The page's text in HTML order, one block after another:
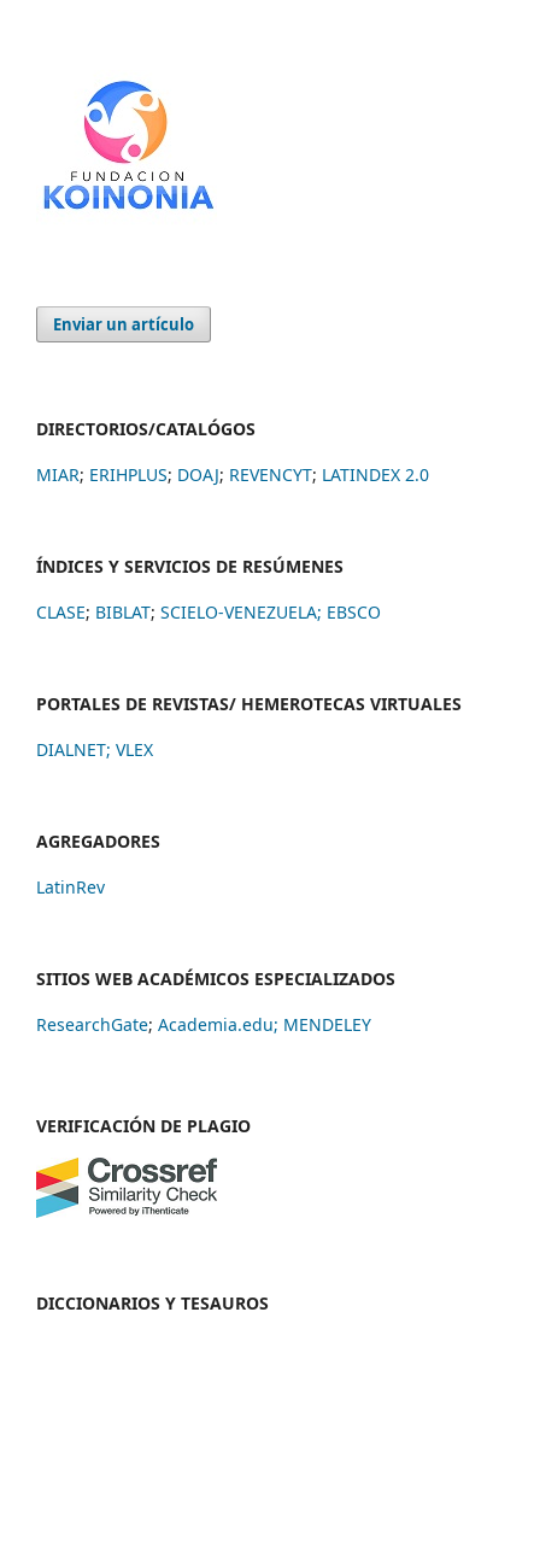
Enviar un artículo
DIRECTORIOS/CATALÓGOS
MIAR; ERIHPLUS; DOAJ; REVENCYT; LATINDEX 2.0
ÍNDICES Y SERVICIOS DE RESÚMENES
CLASE; BIBLAT; SCIELO-VENEZUELA; EBSCO
PORTALES DE REVISTAS/ HEMEROTECAS VIRTUALES
DIALNET; VLEX
AGREGADORES
LatinRev
SITIOS WEB ACADÉMICOS ESPECIALIZADOS
ResearchGate; Academia.edu; MENDELEY
VERIFICACIÓN DE PLAGIO
DICCIONARIOS Y TESAUROS